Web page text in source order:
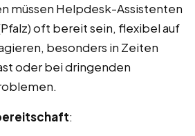
müssen Helpdesk-Assistenten
oft bereit sein, flexibel auf
besonders in Zeiten
oder bei dringenden
: